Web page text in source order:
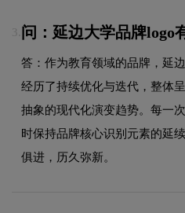
3. 问：延边大学品牌logo
答：作为教育领域的品牌，延
经历了持续优化与迭代，整体
抽象的现代化演变趋势。每一
时保持品牌核心识别元素的延
俱进，历久弥新。